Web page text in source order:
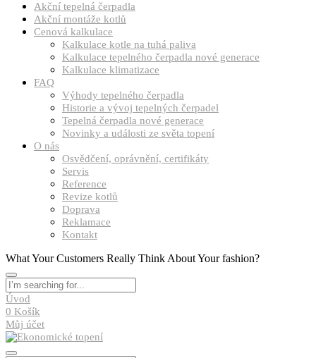
Akční tepelná čerpadla
Akční montáže kotlů
Cenová kalkulace
Kalkulace kotle na tuhá paliva
Kalkulace tepelného čerpadla nové generace
Kalkulace klimatizace
FAQ
Výhody tepelného čerpadla
Historie a vývoj tepelných čerpadel
Tepelná čerpadla nové generace
Novinky a události ze světa topení
O nás
Osvědčení, oprávnění, certifikáty
Servis
Reference
Revize kotlů
Doprava
Reklamace
Kontakt
What Your Customers Really Think About Your fashion?
Úvod
0 Košík
Můj účet